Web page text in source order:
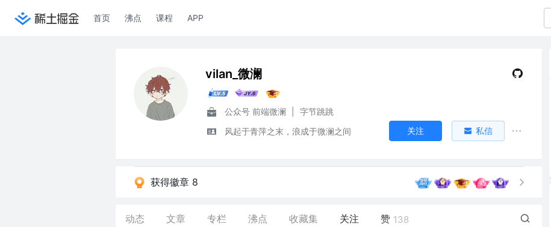
首页 沸点 课程 APP
vilan_微澜
公众号 前端微澜
字节跳跳
风起于青萍之末，浪成于微澜之间
关注 私信
获得徽章 8
动态 文章 专栏 沸点 收藏集 关注 赞 138